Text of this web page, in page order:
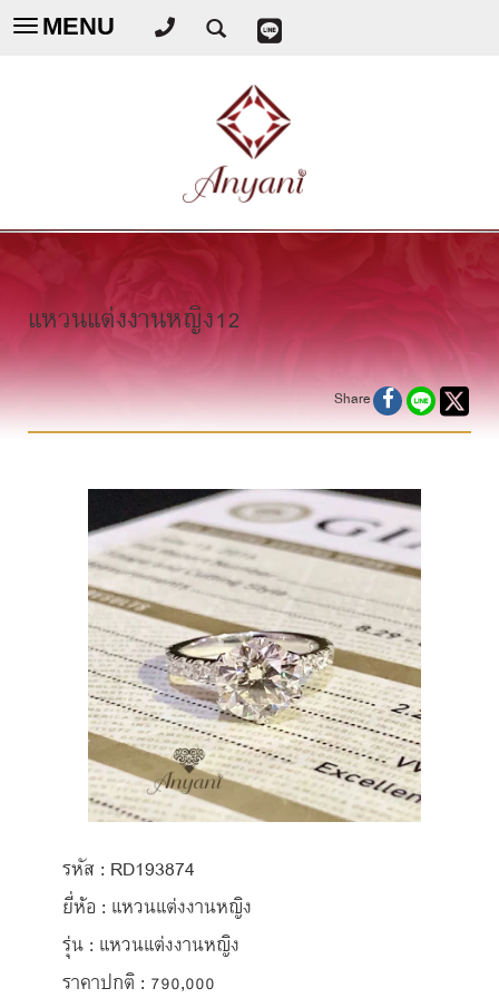
Toggle
MENU
แหวนแต่งงานหญิง12
Share
รหัส : RD193874
ยี่ห้อ : แหวนแต่งงานหญิง
รุ่น : แหวนแต่งงานหญิง
ราคาปกติ : 790,000